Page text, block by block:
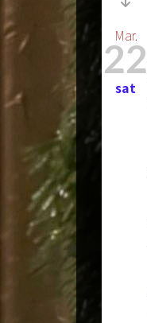
Mar.
22
sat